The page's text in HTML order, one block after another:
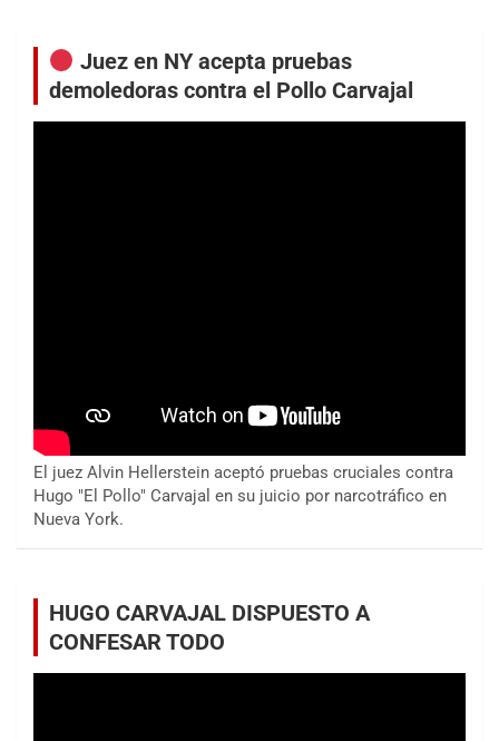
Juez en NY acepta pruebas
demoledoras contra el Pollo Carvajal
El juez Alvin Hellerstein aceptó pruebas cruciales contra
Hugo "El Pollo" Carvajal en su juicio por narcotráfico en
Nueva York.
HUGO CARVAJAL DISPUESTO A
CONFESAR TODO